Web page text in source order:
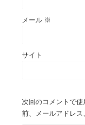
メール ※
サイト
次回のコメントで
前、メールアドレス